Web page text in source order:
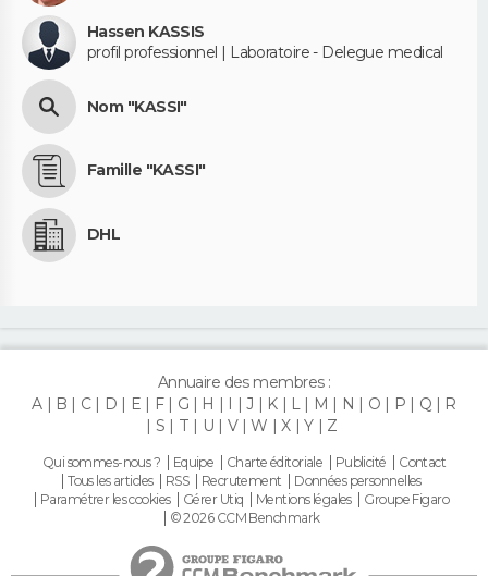
Hassen KASSIS
profil professionnel | Laboratoire - Delegue medical
Nom "KASSI"
Famille "KASSI"
DHL
Annuaire des membres :
A
B C D E F G H I J K L M N O P Q
R
S
T U V W X Y Z
Qui sommes-nous ? Equipe Charte éditoriale Publicité
Contact
Tous les articles
RSS Recrutement
Données personnelles
Paramétrer les cookies
Gérer Utiq Mentions légales
Groupe Figaro
© 2026 CCM Benchmark